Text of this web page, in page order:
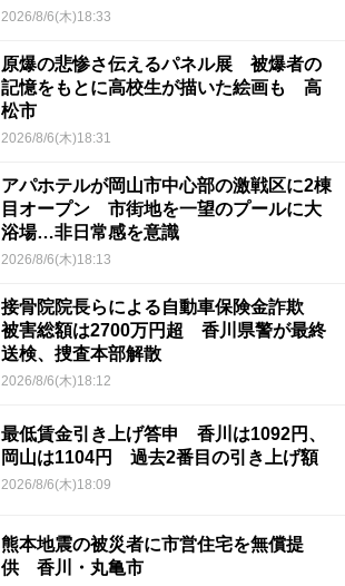
2026/8/6(木)18:33
原爆の悲惨さ伝えるパネル展 被爆者の
記憶をもとに高校生が描いた絵画も 高
松市
2026/8/6(木)18:31
アパホテルが岡山市中心部の激戦区に2棟
目オープン 市街地を一望のプールに大
浴場…非日常感を意識
2026/8/6(木)18:13
接骨院院長らによる自動車保険金詐欺
被害総額は2700万円超 香川県警が最終
送検、捜査本部解散
2026/8/6(木)18:12
最低賃金引き上げ答申 香川は1092円、
岡山は1104円 過去2番目の引き上げ額
2026/8/6(木)18:09
熊本地震の被災者に市営住宅を無償提
供 香川・丸亀市